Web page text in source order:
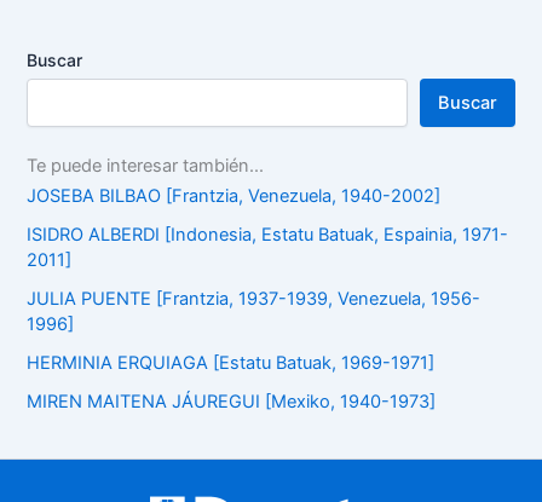
Buscar
Buscar
Te puede interesar también...
JOSEBA BILBAO [Frantzia, Venezuela, 1940-2002]
ISIDRO ALBERDI [Indonesia, Estatu Batuak, Espainia, 1971-
2011]
JULIA PUENTE [Frantzia, 1937-1939, Venezuela, 1956-
1996]
HERMINIA ERQUIAGA [Estatu Batuak, 1969-1971]
MIREN MAITENA JÁUREGUI [Mexiko, 1940-1973]